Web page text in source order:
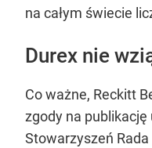
na całym świecie
Durex nie
Co ważne, Reckitt
zgody na publikację
Stowarzyszeń